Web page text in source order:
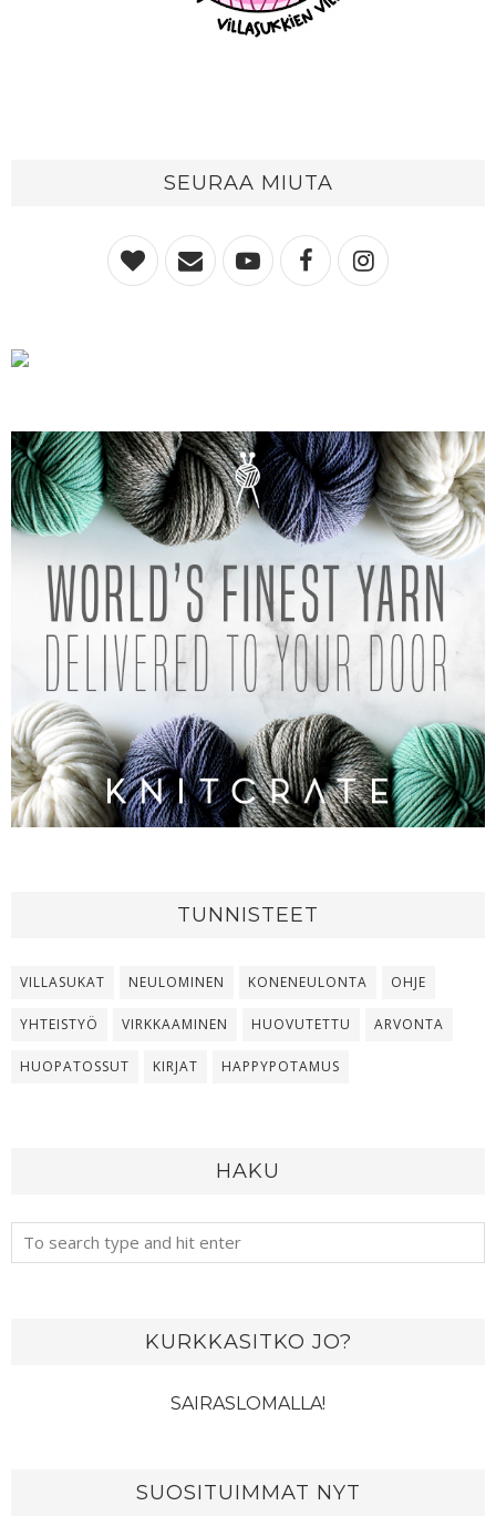
SEURAA MIUTA
TUNNISTEET
VILLASUKAT NEULOMINEN KONENEULONTA OHJE
YHTEISTYÖ VIRKKAAMINEN HUOVUTETTU ARVONTA
HUOPATOSSUT KIRJAT HAPPYPOTAMUS
HAKU
KURKKASITKO JO?
SAIRASLOMALLA!
SUOSITUIMMAT NYT